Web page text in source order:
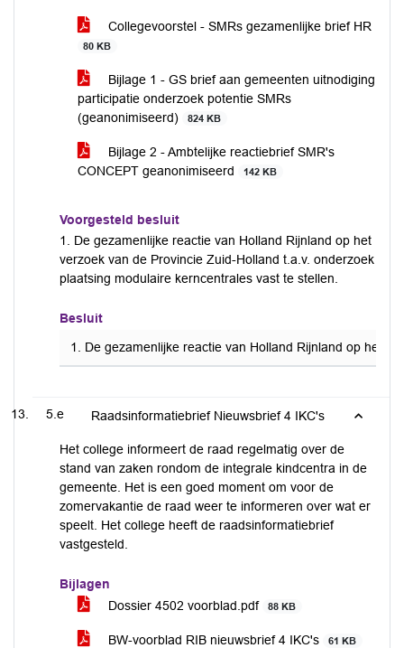
Collegevoorstel - SMRs gezamenlijke brief HR
80 KB
Bijlage 1 - GS brief aan gemeenten uitnodiging
participatie onderzoek potentie SMRs
(geanonimiseerd)
824 KB
Bijlage 2 - Ambtelijke reactiebrief SMR's
CONCEPT geanonimiseerd
142 KB
Voorgesteld besluit
1. De gezamenlijke reactie van Holland Rijnland op het
verzoek van de Provincie Zuid-Holland t.a.v. onderzoek
plaatsing modulaire kerncentrales vast te stellen.
Besluit
1. De gezamenlijke reactie van Holland Rijnland op het
5.e Raadsinformatiebrief Nieuwsbrief 4 IKC's
Het college informeert de raad regelmatig over de
stand van zaken rondom de integrale kindcentra in de
gemeente. Het is een goed moment om voor de
zomervakantie de raad weer te informeren over wat er
speelt. Het college heeft de raadsinformatiebrief
vastgesteld.
Bijlagen
Dossier 4502 voorblad.pdf
88 KB
BW-voorblad RIB nieuwsbrief 4 IKC's 61 KB